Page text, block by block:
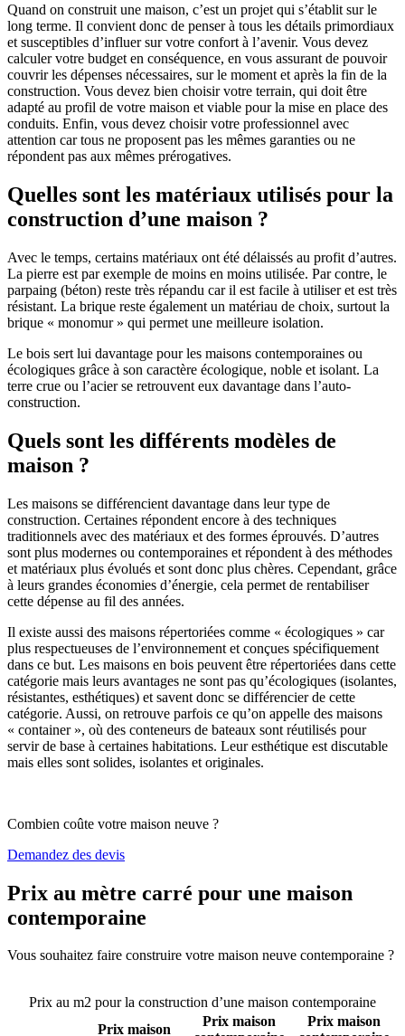
Quand on construit une maison, c’est un projet qui s’établit sur le
long terme. Il convient donc de penser à tous les détails primordiaux
et susceptibles d’influer sur votre confort à l’avenir. Vous devez
calculer votre budget en conséquence, en vous assurant de pouvoir
couvrir les dépenses nécessaires, sur le moment et après la fin de la
construction. Vous devez bien choisir votre terrain, qui doit être
adapté au profil de votre maison et viable pour la mise en place des
conduits. Enfin, vous devez choisir votre professionnel avec
attention car tous ne proposent pas les mêmes garanties ou ne
répondent pas aux mêmes prérogatives.
Quelles sont les matériaux utilisés pour la
construction d’une maison ?
Avec le temps, certains matériaux ont été délaissés au profit d’autres.
La pierre est par exemple de moins en moins utilisée. Par contre, le
parpaing (béton) reste très répandu car il est facile à utiliser et est très
résistant. La brique reste également un matériau de choix, surtout la
brique « monomur » qui permet une meilleure isolation.
Le bois sert lui davantage pour les maisons contemporaines ou
écologiques grâce à son caractère écologique, noble et isolant. La
terre crue ou l’acier se retrouvent eux davantage dans l’auto-
construction.
Quels sont les différents modèles de
maison ?
Les maisons se différencient davantage dans leur type de
construction. Certaines répondent encore à des techniques
traditionnels avec des matériaux et des formes éprouvés. D’autres
sont plus modernes ou contemporaines et répondent à des méthodes
et matériaux plus évolués et sont donc plus chères. Cependant, grâce
à leurs grandes économies d’énergie, cela permet de rentabiliser
cette dépense au fil des années.
Il existe aussi des maisons répertoriées comme « écologiques » car
plus respectueuses de l’environnement et conçues spécifiquement
dans ce but. Les maisons en bois peuvent être répertoriées dans cette
catégorie mais leurs avantages ne sont pas qu’écologiques (isolantes,
résistantes, esthétiques) et savent donc se différencier de cette
catégorie. Aussi, on retrouve parfois ce qu’on appelle des maisons
« container », où des conteneurs de bateaux sont réutilisés pour
servir de base à certaines habitations. Leur esthétique est discutable
mais elles sont solides, isolantes et originales.
Combien coûte votre maison neuve ?
Demandez des devis
Prix au mètre carré pour une maison
contemporaine
Vous souhaitez faire construire votre maison neuve contemporaine ?
Prix au m2 pour la construction d’une maison contemporaine
Prix maison
Prix maison
Prix maison